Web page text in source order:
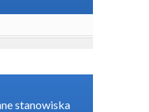
stanowiska